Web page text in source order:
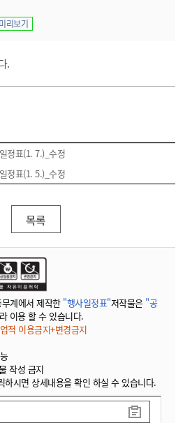
미리보기
.
정표(1. 7.)_수정
정표(1. 5.)_수정
목록
계에서 제작한 "행사일정표"저작물은 "공
이용 할 수 있습니다.
적 이용금지+변경금지
작성 금지
시면 상세내용을 확인 하실 수 있습니다.